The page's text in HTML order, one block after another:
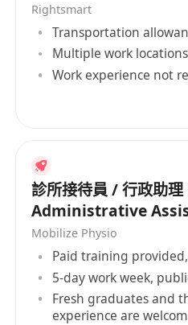
福利：
提供具市場競爭力之月
支付，並嚴格遵守香港
薪酬標準；
享有法定公眾假期、
僱主按《僱傭條例》為
（MPF），供款比例符
提供職前及在職培訓，
語言環境及職務技能；
設有清晰晉升路徑及表
合約續期意向明確者，
長期聘用安排。
Rightsmart
Transportation
Multiple work
Work experience not
診所接待員 / 行政助
Administrative
Mobilize Physio
Paid training
5-day work week,
Fresh graduates and
experience are